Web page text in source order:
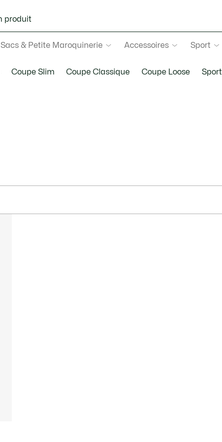
Sacs & Petite Maroquinerie Accessoires Sport
Coupe Slim Coupe Classique Coupe Loose Sport